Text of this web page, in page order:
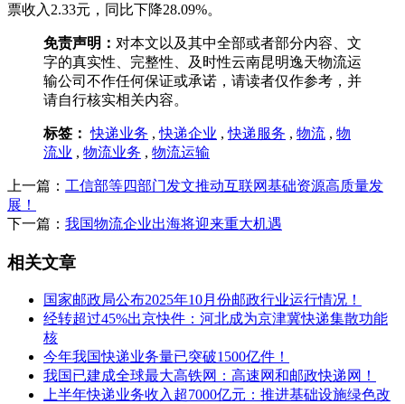
票收入2.33元，同比下降28.09%。
免责声明： 对本文以及其中全部或者部分内容、文
字的真实性、完整性、及时性云南昆明逸天物流运
输公司不作任何保证或承诺，请读者仅作参考，并
请自行核实相关内容。
标签： 快递业务 ,快递企业 ,快递服务 , 物流 , 物
流业 , 物流业务 , 物流运输
上一篇： 工信部等四部门发文推动互联网基础资源高质量发
展！
下一篇： 我国物流企业出海将迎来重大机遇
相关文章
国家邮政局公布2025年10月份邮政行业运行情况！
经转超过45%出京快件：河北成为京津冀快递集散功能
核
今年我国快递业务量已突破1500亿件！
我国已建成全球最大高铁网：高速网和邮政快递网！
上半年快递业务收入超7000亿元：推进基础设施绿色改